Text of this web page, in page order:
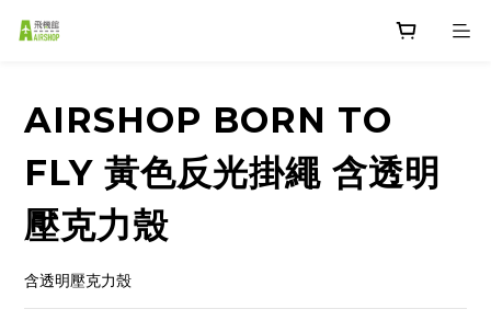
AIRSHOP BORN TO
FLY 黃色反光掛繩 含透明
壓克力殼
含透明壓克力殼